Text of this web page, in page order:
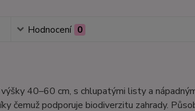
Hodnocení 0
40–60 cm, s chlupatými listy a
čemuž podporuje biodiverzitu zahrady.